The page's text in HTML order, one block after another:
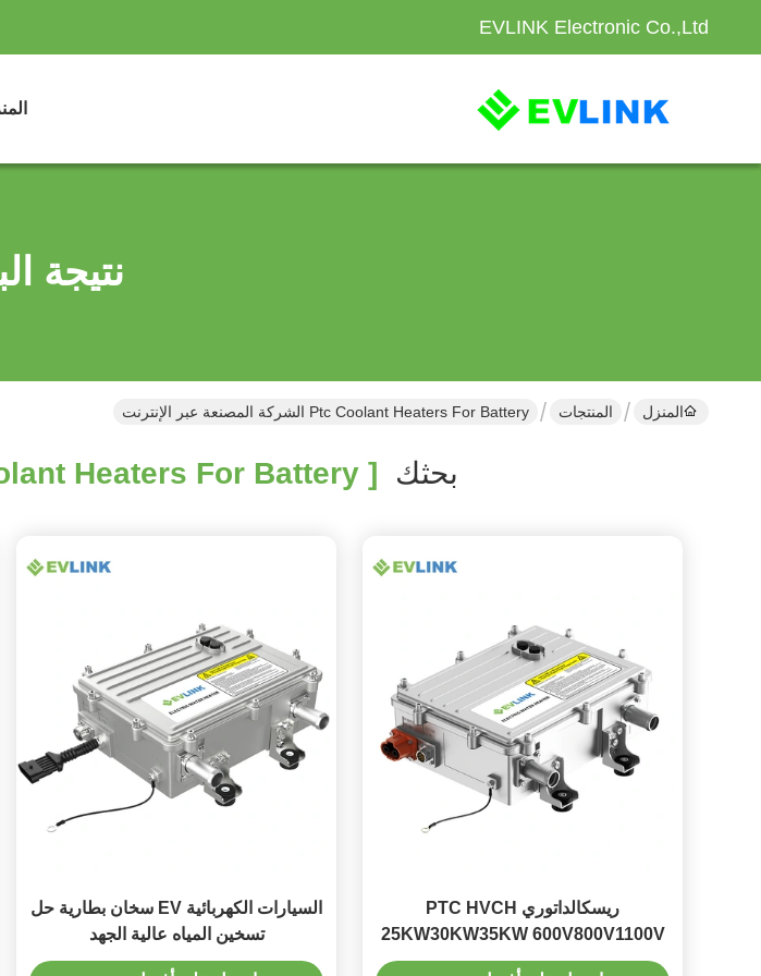
EVLINK Electronic Co.,Ltd
نتيجة
المنزل المنتجات Ptc Coolant Heaters For Battery الشركة المصنعة عبر الإنترنت
بحثك [ Ptc Coolant Heaters For Battery ]
ريسكالداتوري PTC HVCH
25KW30KW35KW 600V800V1100V
12KG لكل حافلة ، شاحنة ، ماكيناري
السيارات الكهربائية EV سخان بطارية حل
تسخين المياه عالية الجهد